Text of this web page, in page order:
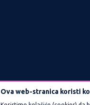
Ova web-stranica koristi